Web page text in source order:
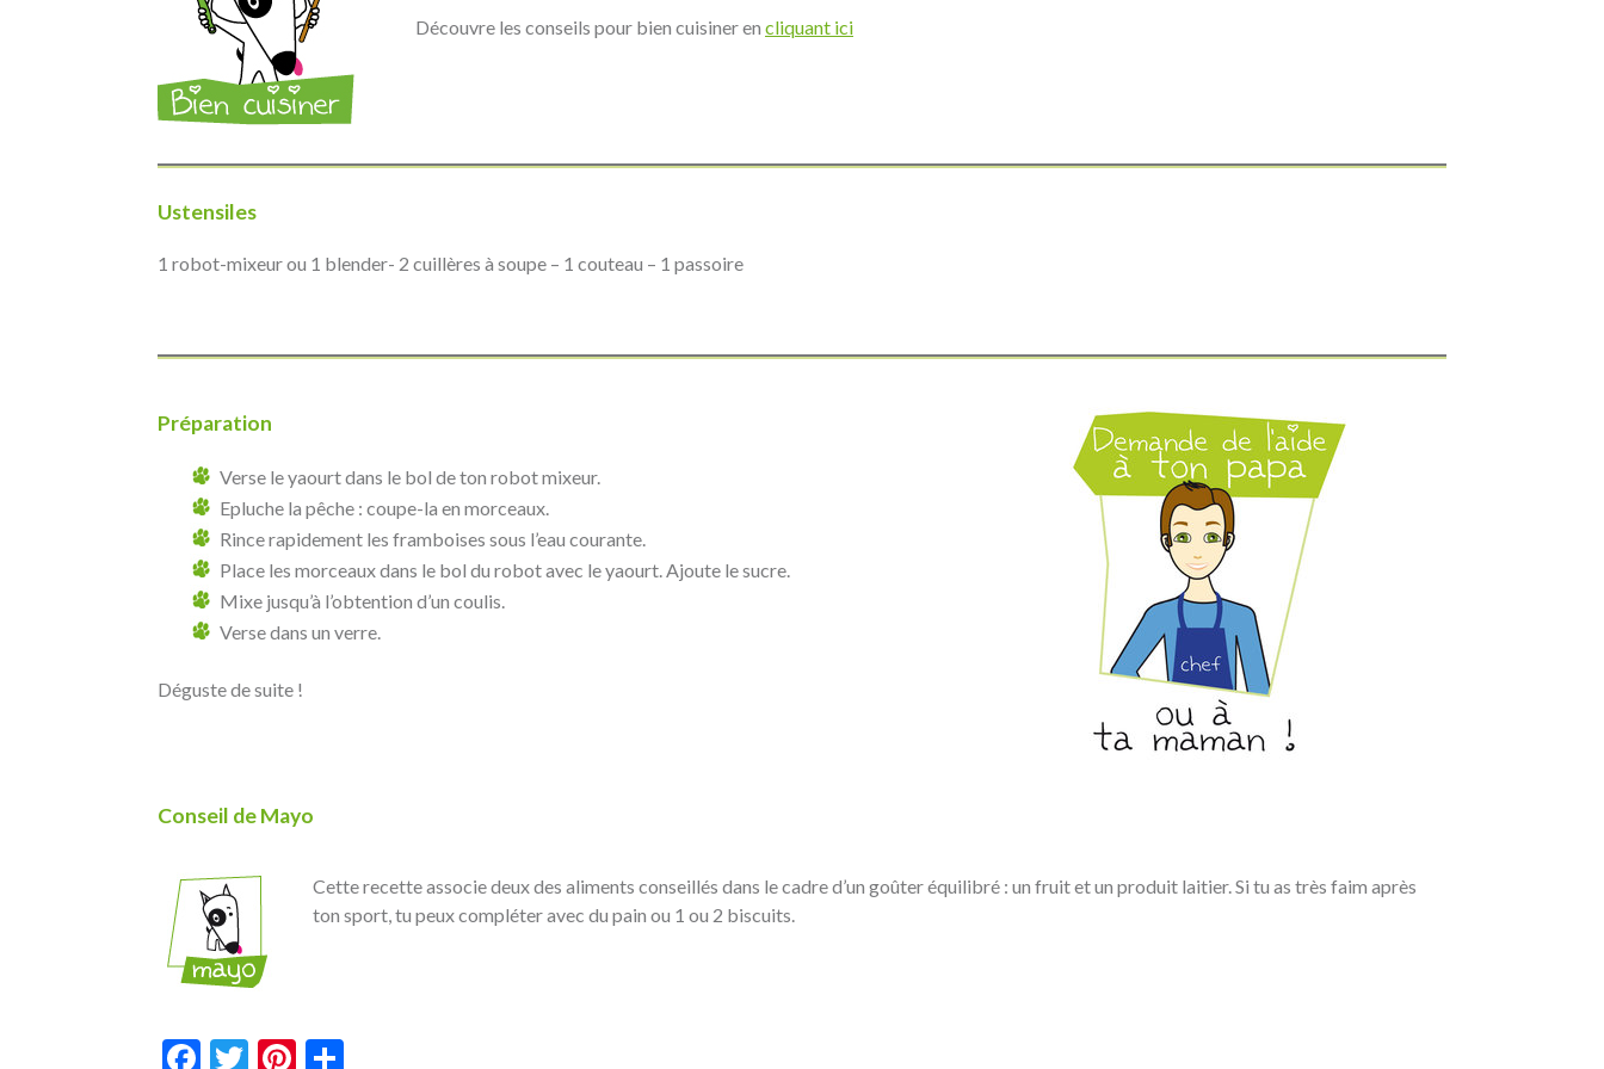
Découvre les conseils pour bien cuisiner en cliquant ici
Ustensiles
1 robot-mixeur ou 1 blender- 2 cuillères à soupe – 1 couteau – 1 passoire
Préparation
Verse le yaourt dans le bol de ton robot mixeur.
Epluche la pêche : coupe-la en morceaux.
Rince rapidement les framboises sous l’eau courante.
Place les morceaux dans le bol du robot avec le yaourt. Ajoute le sucre.
Mixe jusqu’à l’obtention d’un coulis.
Verse dans un verre.
Déguste de suite !
Conseil de Mayo
Cette recette associe deux des aliments conseillés dans le cadre d’un goûter équilibré : un fruit et un produit laitier. Si tu as très faim après
ton sport, tu peux compléter avec du pain ou 1 ou 2 biscuits.
Facebook
TwitterPinterest